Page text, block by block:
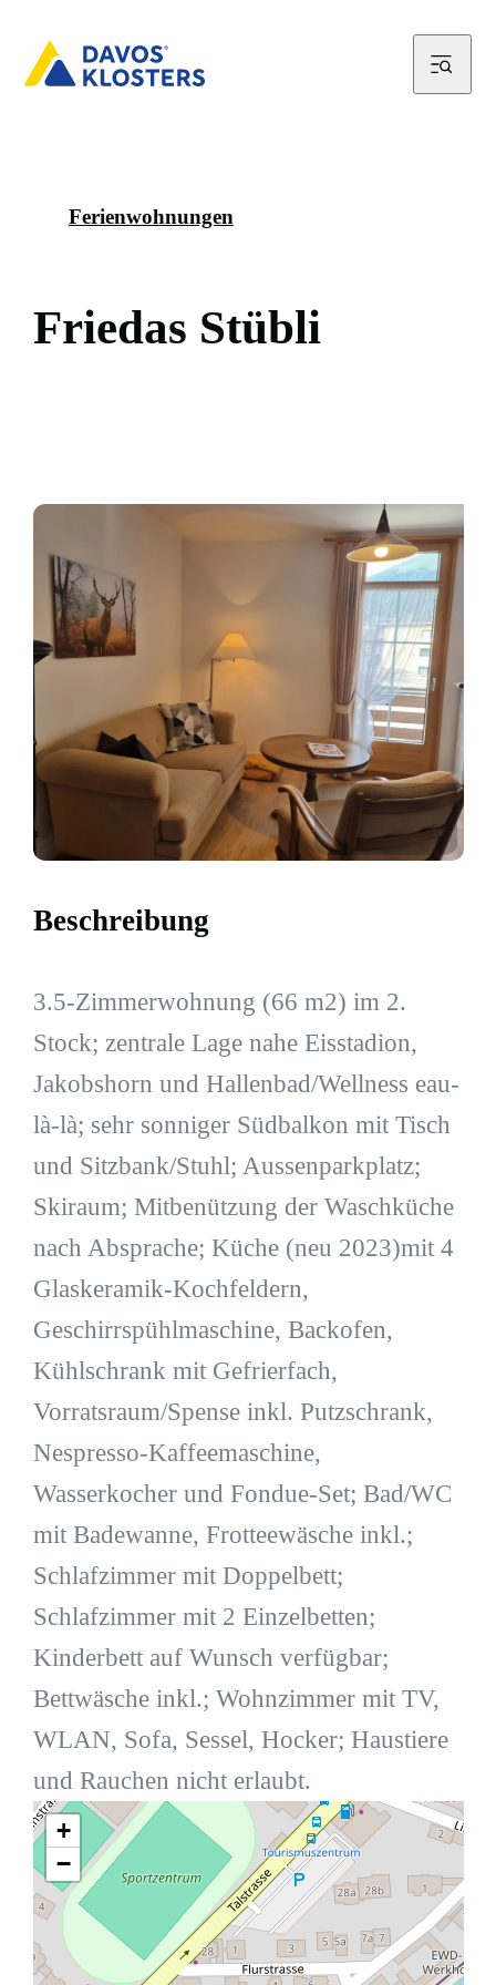
Ferienwohnungen
Friedas Stübli
Beschreibung
3.5-Zimmerwohnung (66 m2) im 2.
Stock; zentrale Lage nahe Eisstadion,
Jakobshorn und Hallenbad/Wellness eau-
là-là; sehr sonniger Südbalkon mit Tisch
und Sitzbank/Stuhl; Aussenparkplatz;
Skiraum; Mitbenützung der Waschküche
nach Absprache; Küche (neu 2023)mit 4
Glaskeramik-Kochfeldern,
Geschirrspühlmaschine, Backofen,
Kühlschrank mit Gefrierfach,
Vorratsraum/Spense inkl. Putzschrank,
Nespresso-Kaffeemaschine,
Wasserkocher und Fondue-Set; Bad/WC
mit Badewanne, Frotteewäsche inkl.;
Schlafzimmer mit Doppelbett;
Schlafzimmer mit 2 Einzelbetten;
Kinderbett auf Wunsch verfügbar;
Bettwäsche inkl.; Wohnzimmer mit TV,
WLAN, Sofa, Sessel, Hocker; Haustiere
und Rauchen nicht erlaubt.
+
−